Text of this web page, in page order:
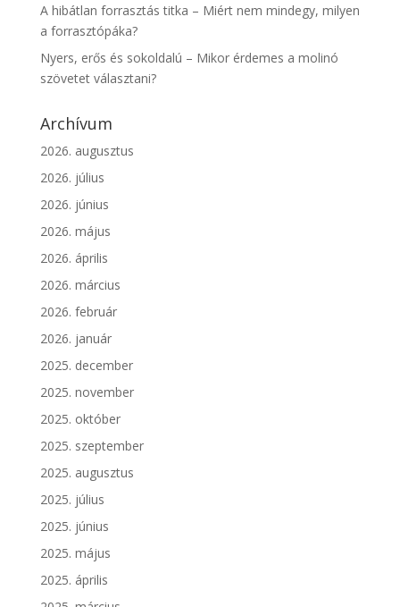
A hibátlan forrasztás titka – Miért nem mindegy, milyen
a forrasztópáka?
Nyers, erős és sokoldalú – Mikor érdemes a molinó
szövetet választani?
Archívum
2026. augusztus
2026. július
2026. június
2026. május
2026. április
2026. március
2026. február
2026. január
2025. december
2025. november
2025. október
2025. szeptember
2025. augusztus
2025. július
2025. június
2025. május
2025. április